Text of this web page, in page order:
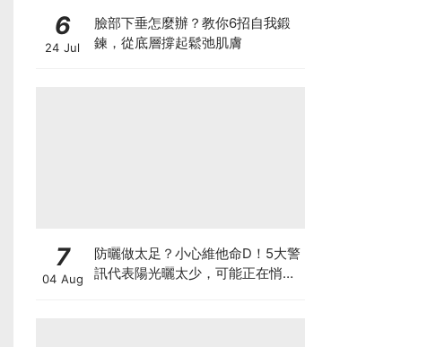
6
24 Jul
臉部下垂怎麼辦？教你6招自我鍛
鍊，從底層撐起鬆弛肌膚
7
04 Aug
防曬做太足？小心維他命D！5大警
訊代表陽光曬太少，可能正在悄悄